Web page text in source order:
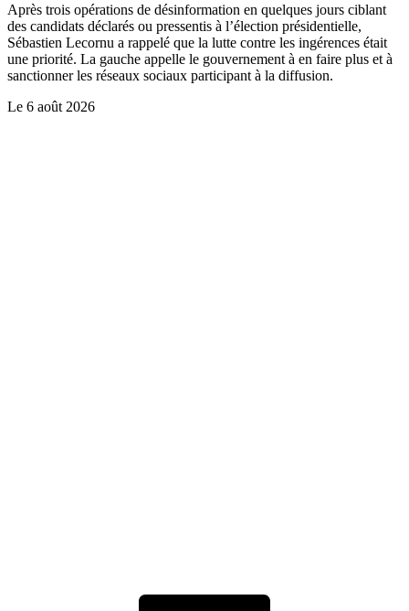
Après trois opérations de désinformation en quelques jours ciblant
des candidats déclarés ou pressentis à l’élection présidentielle,
Sébastien Lecornu a rappelé que la lutte contre les ingérences était
une priorité. La gauche appelle le gouvernement à en faire plus et à
sanctionner les réseaux sociaux participant à la diffusion.
Le 6 août 2026